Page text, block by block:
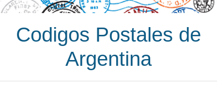
Codigos Postales de
Argentina